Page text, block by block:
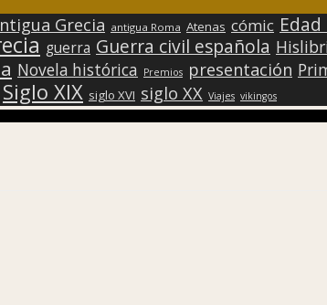
Grecia antigua Roma Atenas cómic
guerra Guerra civil española
Novela histórica Premios presentación
Siglo XIX siglo XVI siglo XX Viajes vikingos